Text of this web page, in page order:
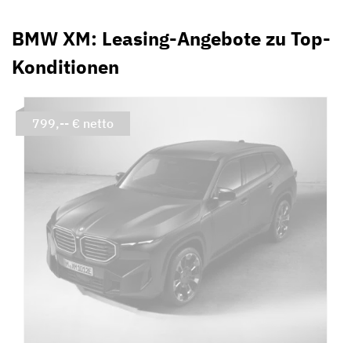
BMW XM: Leasing-Angebote zu Top-
Konditionen
799,-- € netto